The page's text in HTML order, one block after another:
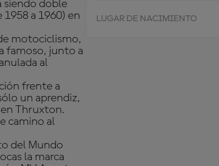
LUGAR DE NACIMIENTO
siendo doble
a 1960) en
motociclismo,
famoso, junto a
al
frente a
un aprendiz,
Thruxton.
camino al
del Mundo
la marca